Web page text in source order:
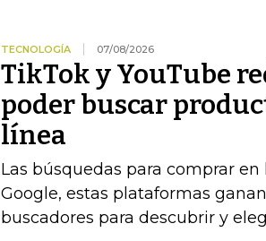
TECNOLOGÍA 07/08/2026
TikTok y YouTube
poder buscar
línea
Las búsquedas para comprar
Google, estas plataformas
buscadores para descubrir y